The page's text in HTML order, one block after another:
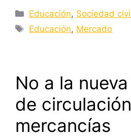
Categorías
Educación, Sociedad
Etiquetas
Educación, Mercado
No a la
de
mercancías